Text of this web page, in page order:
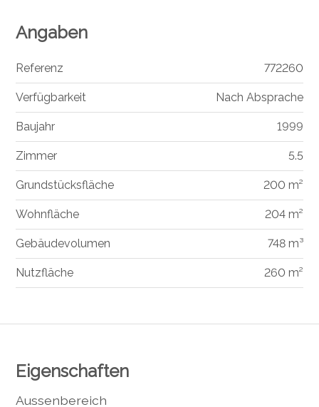
Eigenschaften
Aussenbereich
Angaben
Referenz 772260
Verfügbarkeit Nach Absprache
Baujahr 1999
Zimmer 5.5
Grundstücksfläche 200 m²
Wohnfläche 204 m²
Gebäudevolumen 748 m³
Nutzfläche 260 m²